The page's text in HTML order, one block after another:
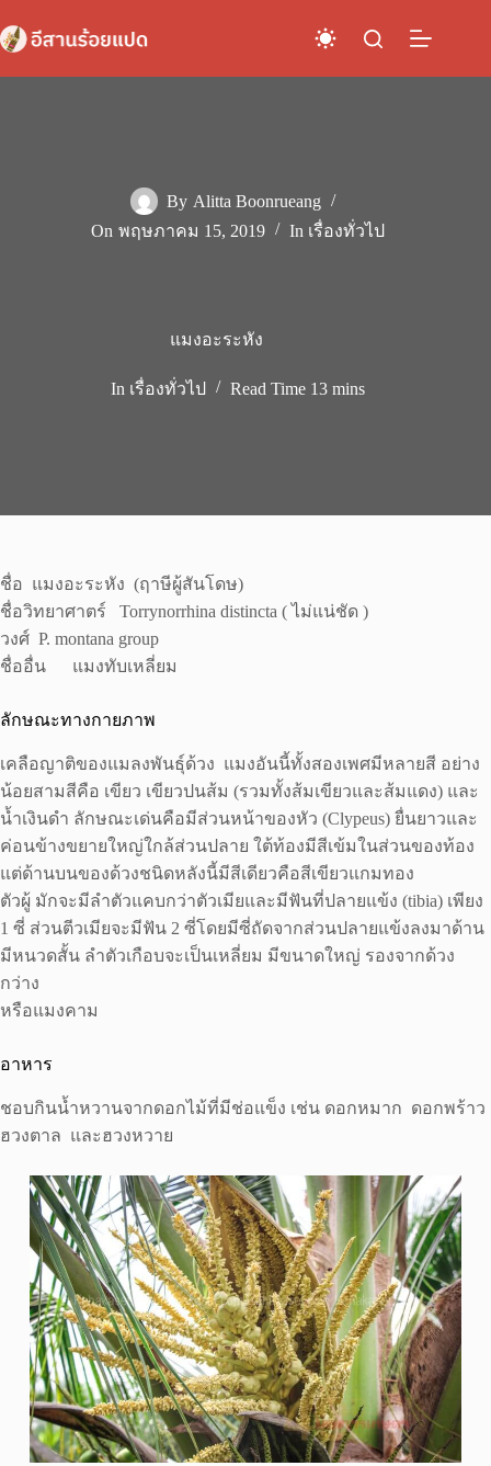
to
content
By Alitta Boonrueang
On พฤษภาคม 15, 2019 In เรื่องทั่วไป
แมงอะระหัง
In เรื่องทั่วไป Read Time 13 mins
ชื่อ แมงอะระหัง (ฤาษีผู้สันโดษ)
ชื่อวิทยาศาตร์ Torrynorrhina distincta ( ไม่แน่ชัด )
วงศ์ P. montana group
ชื่ออื่น แมงทับเหลี่ยม
ลักษณะทางกายภาพ
เคลือญาติของแมลงพันธุ์ด้วง แมงอันนี้ทั้งสองเพศมีหลายสี อย่าง
น้อยสามสีคือ เขียว เขียวปนส้ม (รวมทั้งส้มเขียวและส้มแดง) และ
น้ำเงินดำ ลักษณะเด่นคือมีส่วนหน้าของหัว (Clypeus) ยื่นยาวและ
ค่อนข้างขยายใหญ่ใกล้ส่วนปลาย ใต้ท้องมีสีเข้มในส่วนของท้อง
แต่ด้านบนของด้วงชนิดหลังนี้มีสีเดียวคือสีเขียวแกมทอง
ตัวผู้ มักจะมีลำตัวแคบกว่าตัวเมียและมีฟันที่ปลายแข้ง (tibia) เพียง
1 ซี่ ส่วนตีวเมียจะมีฟัน 2 ซี่โดยมีซี่ถัดจากส่วนปลายแข้งลงมาด้าน
มีหนวดสั้น ลำตัวเกือบจะเป็นเหลี่ยม มีขนาดใหญ่ รองจากด้วง
กว่าง
หรือแมงคาม
อาหาร
ชอบกินน้ำหวานจากดอกไม้ที่มีช่อแข็ง เช่น ดอกหมาก ดอกพร้าว
ฮวงตาล และฮวงหวาย